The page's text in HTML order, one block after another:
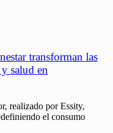
transforman las
salud en
realizado por Essity,
el consumo